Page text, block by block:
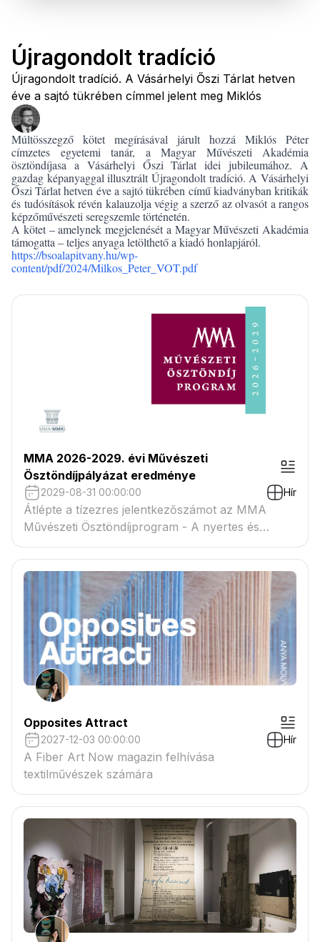
Újragondolt tradíció
Újragondolt tradíció. A Vásárhelyi Őszi Tárlat hetven
éve a sajtó tükrében címmel jelent meg Miklós
Múltösszegző kötet megírásával járult hozzá Miklós Péter
címzetes egyetemi tanár, a Magyar Művészeti Akadémia
ösztöndíjasa a Vásárhelyi Őszi Tárlat idei jubileumához. A
gazdag képanyaggal illusztrált Újragondolt tradíció. A Vásárhelyi
Őszi Tárlat hetven éve a sajtó tükrében című kiadványban kritikák
és tudósítások révén kalauzolja végig a szerző az olvasót a rangos
képzőművészeti seregszemle történetén.
A kötet – amelynek megjelenését a Magyar Művészeti Akadémia
támogatta – teljes anyaga letölthető a kiadó honlapjáról.
https://bsoalapitvany.hu/wp-
content/pdf/2024/Milkos_Peter_VOT.pdf
MMA 2026-2029. évi Művészeti
Ösztöndíjpályázat eredménye
2029-08-31 00:00:00 Hír
Átlépte a tízezres jelentkezőszámot az MMA
Művészeti Ösztöndíjprogram - A nyertes és
tartaléklistás pályázók névsora megtekinthető a
csatolmányban
Opposites Attract
2027-12-03 00:00:00 Hír
A Fiber Art Now magazin felhívása
textilművészek számára